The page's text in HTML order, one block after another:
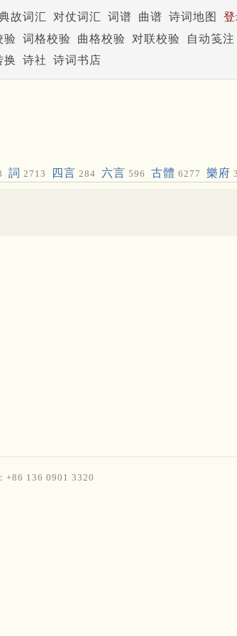
故词汇 对仗词汇 词谱 曲谱 诗词地图
验 词格校验 曲格校验 对联校验
自动笺注
换 诗社 诗词书店
詞 2713 四言 284 六言 596 古體 6277 樂府
+86 136 0901 3320